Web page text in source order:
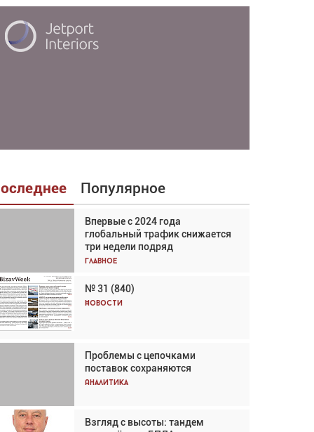
Популярное
Впервые с 2024 года
глобальный трафик снижается
три недели подряд
Главное
№ 31 (840)
Новости
Проблемы с цепочками
поставок сохраняются
Аналитика
Взгляд с высоты: тандем
Взгляд с высоты: тандем
вертолётов и БПЛА в
спасательных операциях
Главное
Авиационный фотограф Дэйв
Кох: «Фотография говорит сама
Впервые с 2024 года
глобальный трафик снижается
три недели подряд
Частный самолёт – это актив.